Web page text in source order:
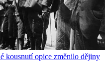
kousnutí opice změnilo dějiny